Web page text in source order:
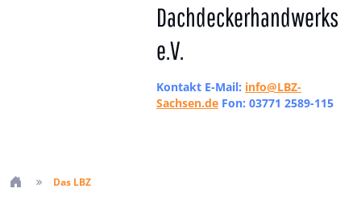
Dachdeckerhandwerks
e.V.
Kontakt E-Mail: info@LBZ-
Sachsen.de Fon: 03771 2589-115
Das LBZ